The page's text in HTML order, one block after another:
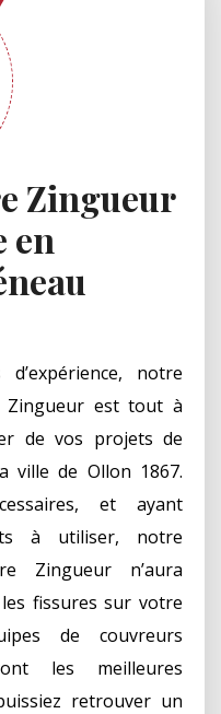
Zingueur
en
notre
Zingueur est tout à
de vos projets de
ville de Ollon 1867.
et ayant
à utiliser, notre
Zingueur n’aura
fissures sur votre
de couvreurs
les meilleures
retrouver un